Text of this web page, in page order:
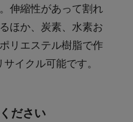
伸縮性があって割れ
ほか、炭素、水素お
リエステル樹脂で作
イクル可能です。
ださい